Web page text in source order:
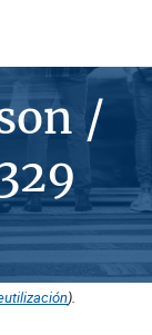
/
).